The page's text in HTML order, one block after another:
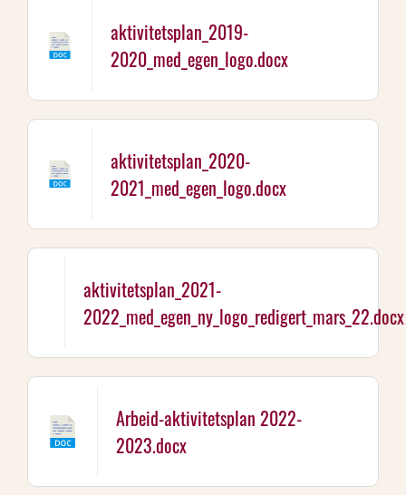
aktivitetsplan_2019-
2020_med_egen_logo.docx
aktivitetsplan_2020-
2021_med_egen_logo.docx
aktivitetsplan_2021-
2022_med_egen_ny_logo_redigert_mars_22.docx
Arbeid-aktivitetsplan 2022-
2023.docx